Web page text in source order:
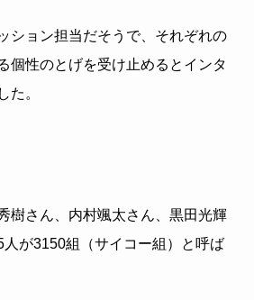
ション担当だそうで、それぞれの
個性のとげを受け止めるとインタ
た。
樹さん、内村颯太さん、黒田光輝
人が3150組（サイコー組）と呼ば